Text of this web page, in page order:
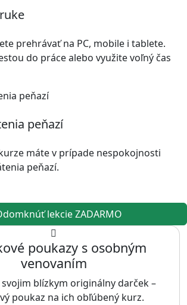
prehrávať na PC, mobile i tablete.
do práce alebo využite voľný čas
peňazí
máte v prípade nespokojnosti
peňazí.
lekcie ZADARMO
poukazy s osobným
venovaním
blízkym originálny darček –
poukaz na ich obľúbený kurz.